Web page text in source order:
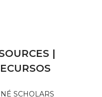
|
SCHOLARS